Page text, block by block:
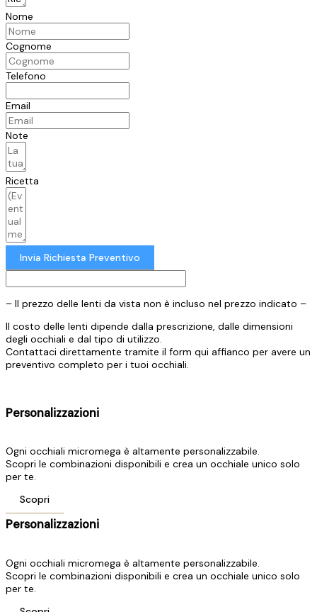
Nome
Cognome
Telefono
Email
Note
Ricetta
Invia Richiesta Preventivo
– Il prezzo delle lenti da vista non è incluso nel prezzo indicato –
Il costo delle lenti dipende dalla prescrizione, dalle dimensioni
degli occhiali e dal tipo di utilizzo.
Contattaci direttamente tramite il form qui affianco per avere un
preventivo completo per i tuoi occhiali.
Personalizzazioni
Ogni occhiali micromega è altamente personalizzabile.
Scopri le combinazioni disponibili e crea un occhiale unico solo
per te.
Scopri
Personalizzazioni
Ogni occhiali micromega è altamente personalizzabile.
Scopri le combinazioni disponibili e crea un occhiale unico solo
per te.